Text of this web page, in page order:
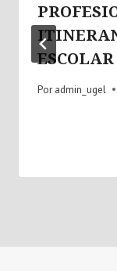
ESCOLAR
Por admin_ugel